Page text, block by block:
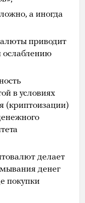
а иногда
приводит
ослаблению
в условиях
(криптоизации)
делает
денег
покупки